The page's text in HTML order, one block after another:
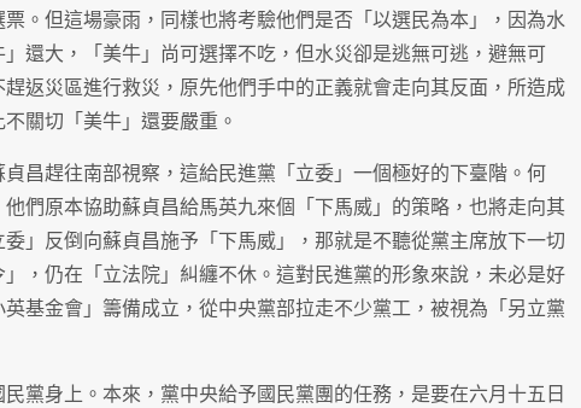
。但這場豪雨，同樣也將考驗他們是否「以選民為本」，因為水
還大，「美牛」尚可選擇不吃，但水災卻是逃無可逃，避無可
返災區進行救災，原先他們手中的正義就會走向其反面，所造成
關切「美牛」還要嚴重。
昌趕往南部視察，這給民進黨「立委」一個極好的下臺階。何
們原本協助蘇貞昌給馬英九來個「下馬威」的策略，也將走向其
」反倒向蘇貞昌施予「下馬威」，那就是不聽從黨主席放下一切
，仍在「立法院」糾纏不休。這對民進黨的形象來說，未必是好
基金會」籌備成立，從中央黨部拉走不少黨工，被視為「另立黨
黨身上。本來，黨中央給予國民黨團的任務，是要在六月十五日